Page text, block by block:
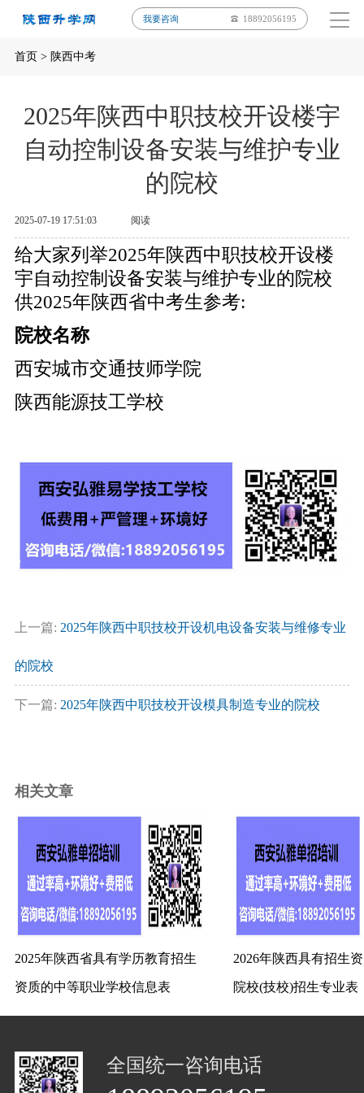
我要咨询 18892056195
首页> 陕西中考
2025年陕西中职技校开设楼宇
自动控制设备安装与维护专业
的院校
2025-07-19 17:51:03 阅读
给大家列举2025年陕西中职技校开设楼
宇自动控制设备安装与维护专业的院校
供2025年陕西省中考生参考:
院校名称
西安城市交通技师学院
陕西能源技工学校
上一篇: 2025年陕西中职技校开设机电设备安装与维修专业
的院校
下一篇: 2025年陕西中职技校开设模具制造专业的院校
相关文章
2025年陕西省具有学历教育招生
资质的中等职业学校信息表
2026年陕西具有招生
院校(技校)招生专业表
全国统一咨询电话